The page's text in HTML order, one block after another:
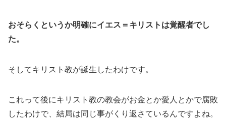
おそらくというか明確にイエス＝キリストは覚醒者でし
た。
そしてキリスト教が誕生したわけです。
これって後にキリスト教の教会がお金とか愛人とかで腐敗
したわけで、結局は同じ事がくり返さているんですよね。